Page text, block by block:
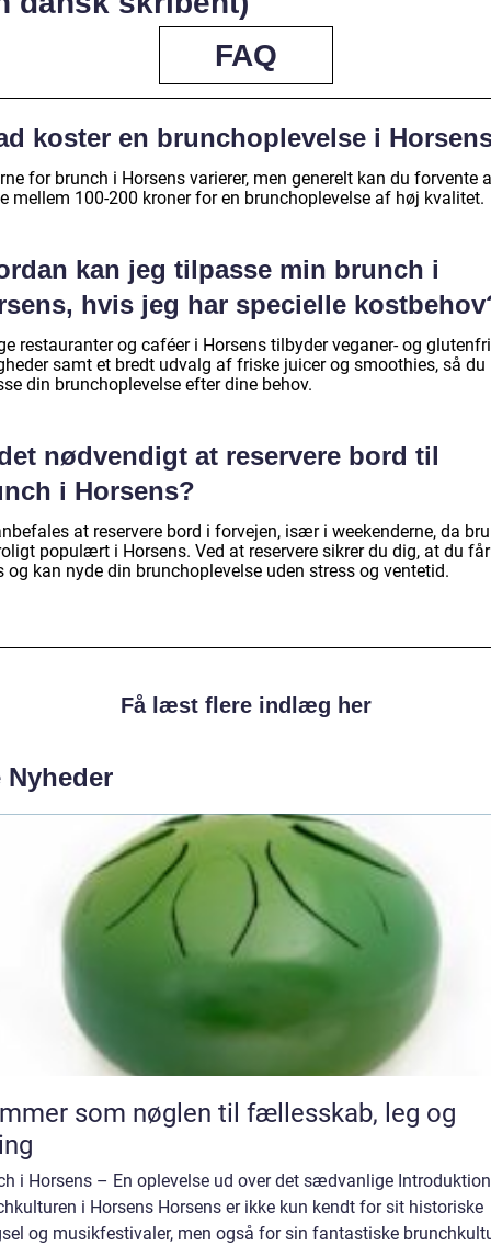
FAQ
koster en brunchoplevelse i
for brunch i Horsens varierer, men generelt kan du forvente
mellem 100-200 kroner for en brunchoplevelse af høj kvalitet.
kan jeg tilpasse min brunch i
hvis jeg har specielle
restauranter og caféer i Horsens tilbyder veganer- og
samt et bredt udvalg af friske juicer og smoothies, så du
din brunchoplevelse efter dine behov.
nødvendigt at reservere bord til
i Horsens?
at reservere bord i forvejen, især i weekenderne, da
populært i Horsens. Ved at reservere sikrer du dig, at du
og kan nyde din brunchoplevelse uden stress og ventetid.
Få læst flere indlæg her
Nyheder
som nøglen til fællesskab, leg og
i Horsens – En oplevelse ud over det sædvanlige
i Horsens Horsens er ikke kun kendt for sit historiske
og musikfestivaler, men også for sin fantastiske